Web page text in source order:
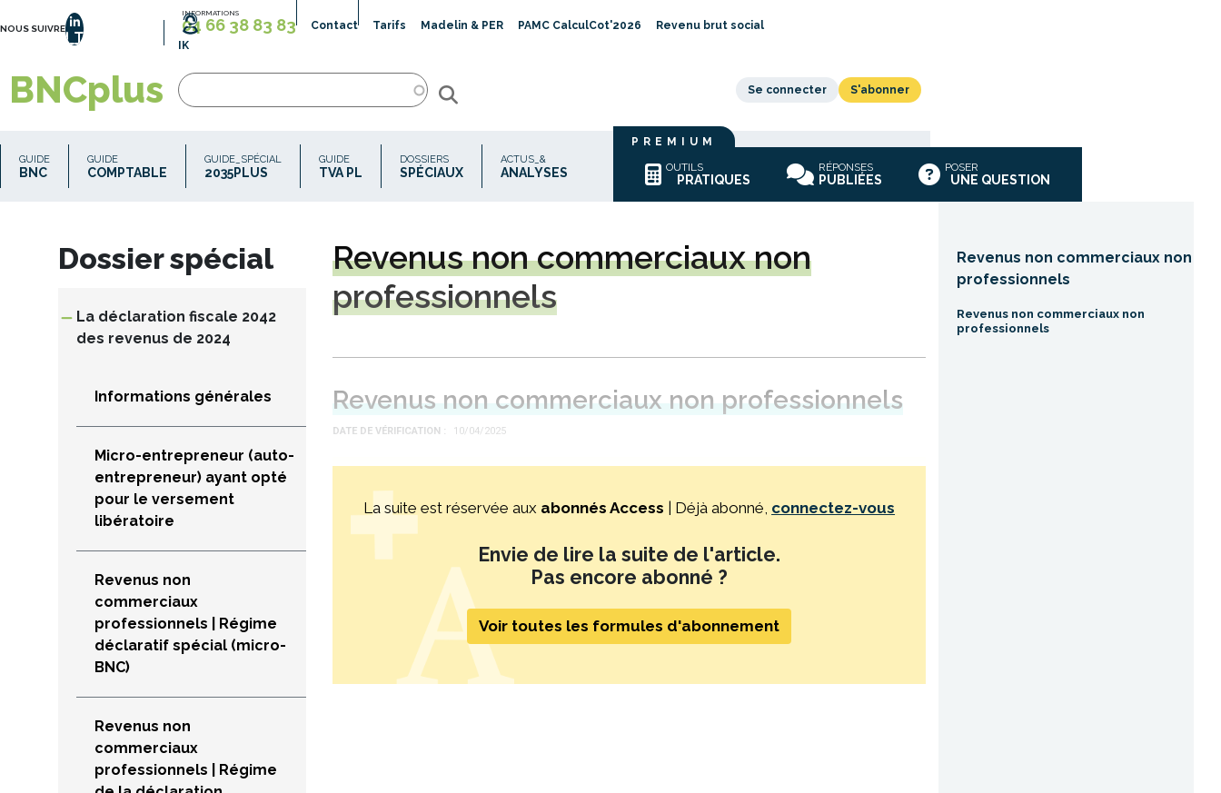
au
principal
NOUS SUIVRE
LinkedIn
INFORMATIONS
04 66 38 83 83 Contact Tarifs Madelin & PER PAMC CalculCot'2026
Revenu brut social
IK
BNCplus Recherche
comportant
tous
ou
des
Mettre
plusieurs
guillemets
pour
soient
considérés
comme
terme.
un
terme
symbole
l'exclure
la
recherche.
Se connecter S'abonner
Navigation
principale
GUIDE
BNC
GUIDE
COMPTABLE
GUIDE_SPÉCIAL
2035PLUS
GUIDE
TVA PL
DOSSIERS
SPÉCIAUX
ACTUS_&
ANALYSES
PREMIUM
OUTILS
PRATIQUES
RÉPONSES
PUBLIÉES
POSER
UNE QUESTION
Revenusnon commerciaux non
professionnels
Revenus non commerciaux non professionnels
DATE DE VÉRIFICATION 10/04/2025
La suite est réservée aux abonnés Access | Déjà abonné, connectez-vous
Envie de lire la suite de l'article.
Pas encore abonné ?
Voir toutes les formules d'abonnement
Revenus non commerciaux non
professionnels
Revenus non commerciaux non
professionnels
Navigation principale
Dossier spécial
La déclaration fiscale 2042
des revenus de 2024
Informations générales
Micro-entrepreneur (auto-
entrepreneur) ayant opté
pour le versement
libératoire
Revenus non
commerciaux
professionnels | Régime
déclaratif spécial (micro-
BNC)
Revenus non
commerciaux
professionnels | Régime